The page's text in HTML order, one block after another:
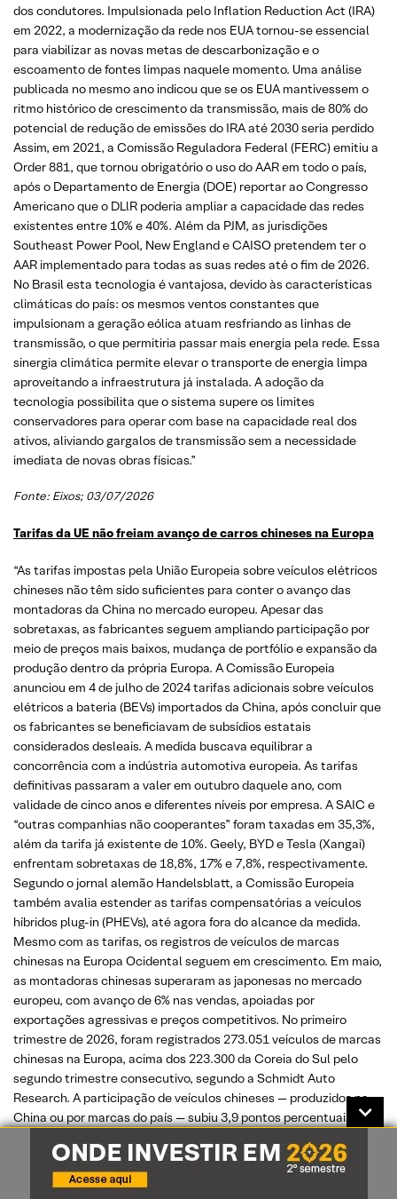
dos condutores. Impulsionada pelo Inflation Reduction Act (IRA)
em 2022, a modernização da rede nos EUA tornou-se essencial
para viabilizar as novas metas de descarbonização e o
escoamento de fontes limpas naquele momento. Uma análise
publicada no mesmo ano indicou que se os EUA mantivessem o
ritmo histórico de crescimento da transmissão, mais de 80% do
potencial de redução de emissões do IRA até 2030 seria perdido
Assim, em 2021, a Comissão Reguladora Federal (FERC) emitiu a
Order 881, que tornou obrigatório o uso do AAR em todo o país,
após o Departamento de Energia (DOE) reportar ao Congresso
Americano que o DLlR poderia ampliar a capacidade das redes
existentes entre 10% e 40%. Além da PJM, as jurisdições
Southeast Power Pool, New England e CAISO pretendem ter o
AAR implementado para todas as suas redes até o fim de 2026.
No Brasil esta tecnologia é vantajosa, devido às características
climáticas do país: os mesmos ventos constantes que
impulsionam a geração eólica atuam resfriando as linhas de
transmissão, o que permitiria passar mais energia pela rede. Essa
sinergia climática permite elevar o transporte de energia limpa
aproveitando a infraestrutura já instalada. A adoção da
tecnologia possibilita que o sistema supere os limites
conservadores para operar com base na capacidade real dos
ativos, aliviando gargalos de transmissão sem a necessidade
imediata de novas obras físicas.”
Fonte: Eixos; 03/07/2026
Tarifas da UE não freiam avanço de carros chineses na Europa
“As tarifas impostas pela União Europeia sobre veículos elétricos
chineses não têm sido suficientes para conter o avanço das
montadoras da China no mercado europeu. Apesar das
sobretaxas, as fabricantes seguem ampliando participação por
meio de preços mais baixos, mudança de portfólio e expansão da
produção dentro da própria Europa. A Comissão Europeia
anunciou em 4 de julho de 2024 tarifas adicionais sobre veículos
elétricos a bateria (BEVs) importados da China, após concluir que
os fabricantes se beneficiavam de subsídios estatais
considerados desleais. A medida buscava equilibrar a
concorrência com a indústria automotiva europeia. As tarifas
definitivas passaram a valer em outubro daquele ano, com
validade de cinco anos e diferentes níveis por empresa. A SAIC e
“outras companhias não cooperantes” foram taxadas em 35,3%,
além da tarifa já existente de 10%. Geely, BYD e Tesla (Xangai)
enfrentam sobretaxas de 18,8%, 17% e 7,8%, respectivamente.
Segundo o jornal alemão Handelsblatt, a Comissão Europeia
também avalia estender as tarifas compensatórias a veículos
híbridos plug-in (PHEVs), até agora fora do alcance da medida.
Mesmo com as tarifas, os registros de veículos de marcas
chinesas na Europa Ocidental seguem em crescimento. Em maio,
as montadoras chinesas superaram as japonesas no mercado
europeu, com avanço de 6% nas vendas, apoiadas por
exportações agressivas e preços competitivos. No primeiro
trimestre de 2026, foram registrados 273.051 veículos de marcas
chinesas na Europa, acima dos 223.300 da Coreia do Sul pelo
segundo trimestre consecutivo, segundo a Schmidt Auto
Research. A participação de veículos chineses — produzidos na
China ou por marcas do país — subiu 3,9 pontos percentuais em
Automotive Research, as montadoras chinesas devem vender
cerca de 800 mil veículos na União Europeia neste ano.
“Ultrapassar 1 milhão de unidades em 2027 já é praticamente